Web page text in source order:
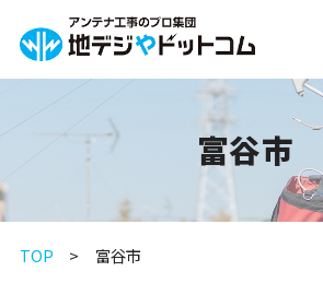
富谷市
TOP 富谷市